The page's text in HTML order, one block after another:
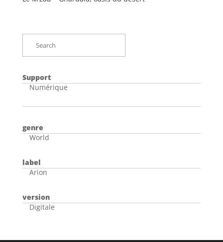
Support
Numérique
genre
World
label
Arion
version
Digitale